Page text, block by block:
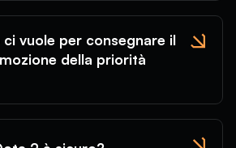
vuole per consegnare il
della priorità